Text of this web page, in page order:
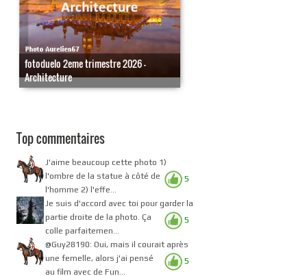
fotoduelo 2eme trimestre 2026 -
Architecture
Top commentaires
5
J'aime beaucoup cette photo 1)
l'ombre de la statue à côté de
l'homme 2) l'effe...
5
Je suis d'accord avec toi pour garder la
partie droite de la photo. Ça
colle parfaitemen...
5
@Guy28190: Oui, mais il courait après
une femelle, alors j'ai pensé
au film avec de Fun...